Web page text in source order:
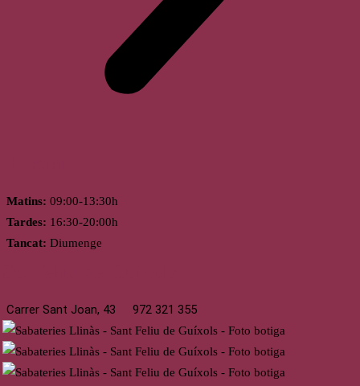
Matins: 09:00-13:30h
Tardes: 16:30-20:00h
Tancat: Diumenge
Carrer Sant Joan, 43 972 321 355